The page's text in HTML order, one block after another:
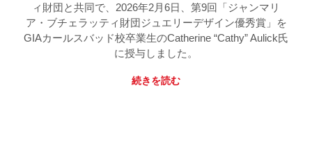
ィ財団と共同で、2026年2月6日、第9回「ジャンマリ
ア・ブチェラッティ財団ジュエリーデザイン優秀賞」を
GIAカールスバッド校卒業生のCatherine “Cathy” Aulick氏
に授与しました。
続きを読む